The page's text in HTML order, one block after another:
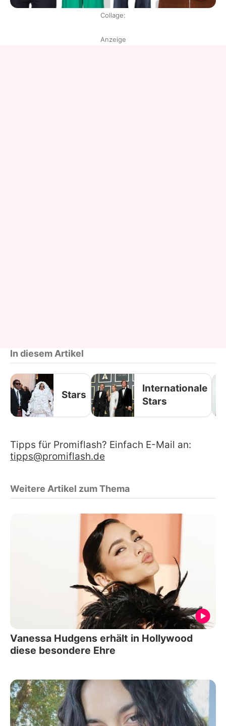
Collage:
Anzeige
In diesem Artikel
Stars
Internationale
Stars
Tipps für Promiflash? Einfach E-Mail an:
tipps@promiflash.de
Weitere Artikel zum Thema
Vanessa Hudgens erhält in Hollywood
diese besondere Ehre